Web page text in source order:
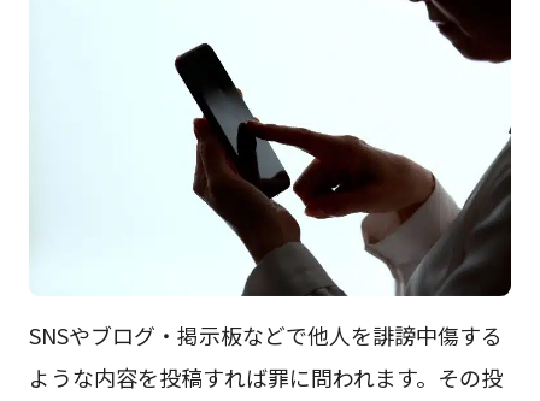
SNSやブログ・掲示板などで他人を誹謗中傷する
ような内容を投稿すれば罪に問われます。その投